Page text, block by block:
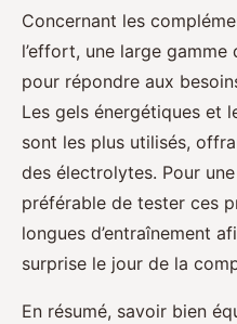
Concernant les
l’effort, une large
pour répondre aux
Les gels énergétiques et
sont les plus utilisés,
des électrolytes. Pour
préférable de tester ces
longues d’entraînement
surprise le jour de la
En résumé, savoir bien